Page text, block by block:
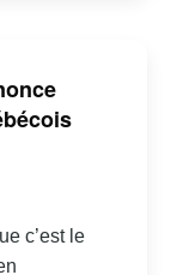
c’est le